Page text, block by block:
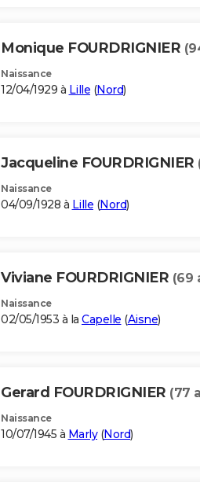
Monique FOURDRIGNIER
Naissance
12/04/1929 à Lille (Nord)
Jacqueline FOURDRIGNIER
Naissance
04/09/1928 à Lille (Nord)
Viviane FOURDRIGNIER (69
Naissance
02/05/1953 à la Capelle (Aisne)
Gerard FOURDRIGNIER (77
Naissance
10/07/1945 à Marly(Nord)